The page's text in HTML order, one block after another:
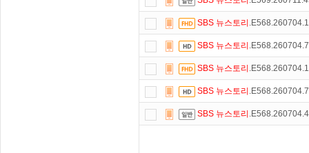
SBS 뉴스토리
SBS 뉴스토리
SBS 뉴스토리
SBS 뉴스토리
SBS 뉴스토리